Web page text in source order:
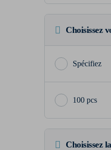
Choisissez
100 pcs
Choisissez